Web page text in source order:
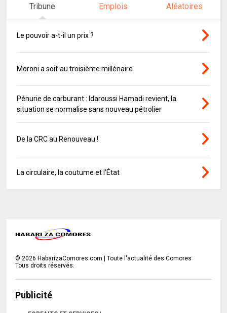
Tribune Emplois Aléatoires
Le pouvoir a-t-il un prix ?
Moroni a soif au troisième millénaire
Pénurie de carburant : Idaroussi Hamadi revient, la
situation se normalise sans nouveau pétrolier
De la CRC au Renouveau !
La circulaire, la coutume et l’État
© 2026 HabarizaComores.com | Toute l'actualité des Comores
Tous droits réservés.
Publicité